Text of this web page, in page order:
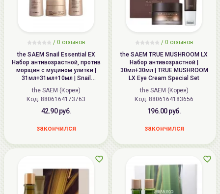
/ 0 отзывов
the SAEM Snail Essential EX
Набор антивозрастной, против
морщин с муцином улитки |
31мл+31мл+10мл | Snail
Essential EX Wrinkle Solution
Special Gift 3 Set
the SAEM (Корея)
Код: 8806164173763
42.90 руб.
закончился
/ 0 отзывов
the SAEM TRUE MUSHROOM LX
Набор антивозрастной |
30мл+30мл | TRUE MUSHROOM
LX Eye Cream Special Set
the SAEM (Корея)
Код: 8806164183656
196.00 руб.
закончился